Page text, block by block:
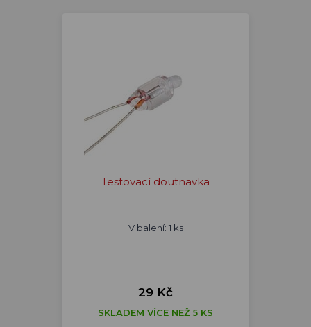
Testovací doutnavka
V balení: 1 ks
29 Kč
SKLADEM VÍCE NEŽ 5 KS